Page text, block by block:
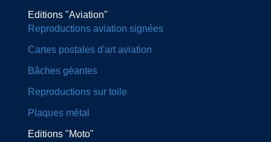
Editions "Aviation"
Reproductions aviation signées
Cartes postales d'art aviation
Bâches géantes
Reproductions sur toile
Plaques métal
Editions "Moto"